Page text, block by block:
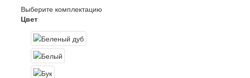
Выберите комплектацию
Цвет